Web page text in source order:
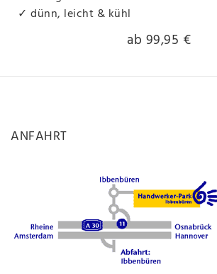
✓ dünn, leicht & kühl
ab 99,95 €
ANFAHRT